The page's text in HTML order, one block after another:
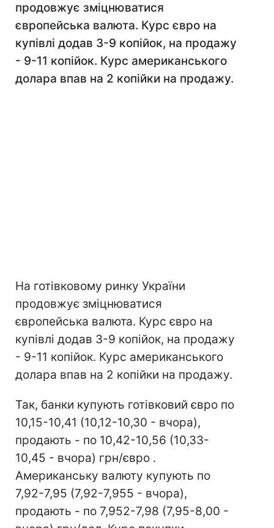
продовжує зміцнюватися
європейська валюта. Курс євро на
купівлі додав 3-9 копійок, на продажу
- 9-11 копійок. Курс американського
долара впав на 2 копійки на продажу.
На готівковому ринку України
продовжує зміцнюватися
європейська валюта. Курс євро на
купівлі додав 3-9 копійок, на продажу
- 9-11 копійок. Курс американського
долара впав на 2 копійки на продажу.
Так, банки купують готівковий євро по
10,15-10,41 (10,12-10,30 - вчора),
продають - по 10,42-10,56 (10,33-
10,45 - вчора) грн/євро .
Американську валюту купують по
7,92-7,95 (7,92-7,955 - вчора),
продають - по 7,952-7,98 (7,95-8,00 -